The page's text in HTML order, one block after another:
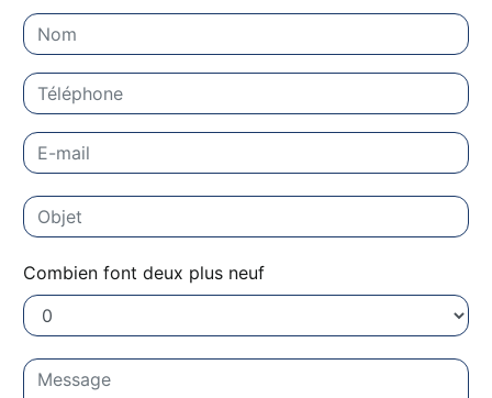
Combien font deux plus neuf